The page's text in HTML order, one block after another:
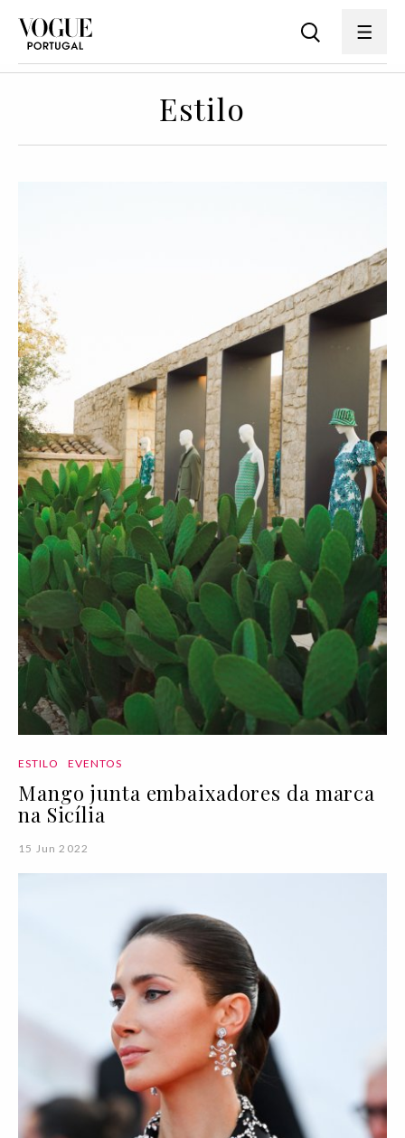
Estilo
ESTILO EVENTOS
Mango junta embaixadores da marca
na Sicília
15 Jun 2022